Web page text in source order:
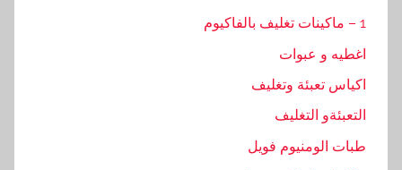
1 – ماكينات تغليف بالفاكيوم
اغطيه و عبوات
اكياس تعبئة وتغليف
التعبئةو التغليف
طبات الومنيوم فويل